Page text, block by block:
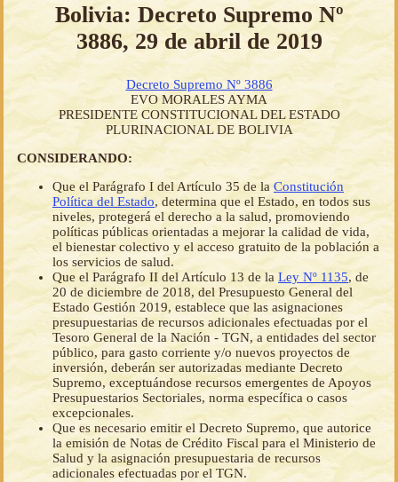
Bolivia: Decreto Supremo Nº
3886, 29 de abril de 2019
Decreto Supremo Nº 3886
EVO MORALES AYMA
PRESIDENTE CONSTITUCIONAL DEL ESTADO
PLURINACIONAL DE BOLIVIA
CONSIDERANDO:
Que el Parágrafo I del Artículo 35 de la Constitución
Política del Estado, determina que el Estado, en todos sus
niveles, protegerá el derecho a la salud, promoviendo
políticas públicas orientadas a mejorar la calidad de vida,
el bienestar colectivo y el acceso gratuito de la población a
los servicios de salud.
Que el Parágrafo II del Artículo 13 de la Ley Nº 1135, de
20 de diciembre de 2018, del Presupuesto General del
Estado Gestión 2019, establece que las asignaciones
presupuestarias de recursos adicionales efectuadas por el
Tesoro General de la Nación - TGN, a entidades del sector
público, para gasto corriente y/o nuevos proyectos de
inversión, deberán ser autorizadas mediante Decreto
Supremo, exceptuándose recursos emergentes de Apoyos
Presupuestarios Sectoriales, norma específica o casos
excepcionales.
Que es necesario emitir el Decreto Supremo, que autorice
la emisión de Notas de Crédito Fiscal para el Ministerio de
Salud y la asignación presupuestaria de recursos
adicionales efectuadas por el TGN.